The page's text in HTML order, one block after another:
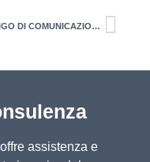
OBBLIGO DI COMUNICAZIONE DEL DOMICILIO DIGITALE Per società, imprese individuali e professionisti iscritti in albi o elenchi Entro il 1° ottobre 2020
offre assistenza e